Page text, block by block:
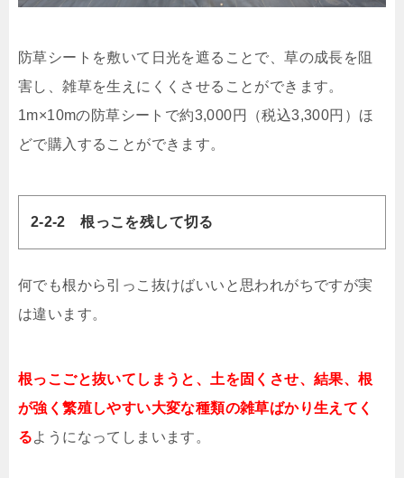
防草シートを敷いて日光を遮ることで、草の成長を阻
害し、雑草を生えにくくさせることができます。
1m×10mの防草シートで約3,000円（税込3,300円）ほ
どで購入することができます。
2-2-2 根っこを残して切る
何でも根から引っこ抜けばいいと思われがちですが実
は違います。
根っこごと抜いてしまうと、土を固くさせ、結果、根
が強く繁殖しやすい大変な種類の雑草ばかり生えてく
るようになってしまいます。